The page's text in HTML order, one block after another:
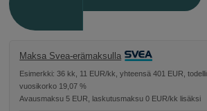
Maksa Svea-erämaksulla
Esimerkki: 36 kk, 11 EUR/kk, yhteensä 401 EUR,
vuosikorko 19,07 %
Avausmaksu 5 EUR, laskutusmaksu 0 EUR/kk lisäksi